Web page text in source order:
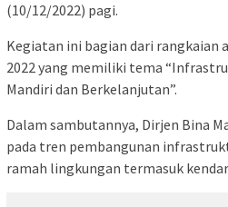
(10/12/2022) pagi.
Kegiatan ini bagian dari rangkaian
2022 yang memiliki tema
Mandiri dan Berkelanjutan”.
Dalam sambutannya, Dirjen Bina
pada tren pembangunan
ramah lingkungan termasuk